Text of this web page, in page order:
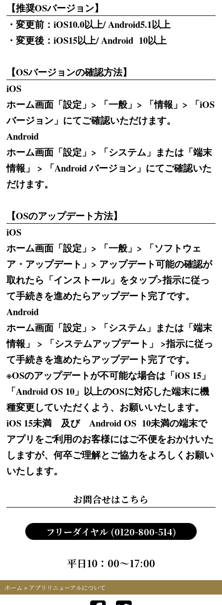
【推奨OSバージョン】
・変更前：iOS10.0以上/ Android5.1以上
・変更後：iOS15以上/ Android 10以上
【OSバージョンの確認方法】
iOS
ホーム画面「設定」> 「一般」> 「情報」> 「iOS
バージョン」にてご確認いただけます。
Android
ホーム画面「設定」> 「システム」または「端末
情報」 > 「Android バージョン」にてご確認いた
だけます。
【OSのアップデート方法】
iOS
ホーム画面「設定」> 「一般」> 「ソフトウェ
ア・アップデート」> アップデート可能の確認が
取れたら「インストール」をタップ>指示に従っ
て手続きを進めたらアップデート完了です。
Android
ホーム画面「設定」> 「システム」または「端末
情報」 > 「システムアップデート」 >指示に従っ
て手続きを進めたらアップデート完了です。
※OSのアップデートが不可能な場合は「iOS 15」
「Android OS 10」以上のOSに対応した端末に機
種変更していただくよう、お願いいたします。
iOS 15未満 及び Android OS 10未満の端末で
アプリをご利用のお客様にはご不便をおかけいた
しますが、何卒ご理解とご協力をよろしくお願い
いたします。
お問合せはこちら
フリーダイヤル (0120-800-514)
平日10：00～17:00
ホーム » アプリリニューアルについて